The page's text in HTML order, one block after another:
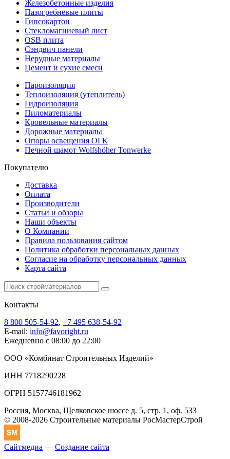
Железобетонные изделия
Пазогребневые плиты
Гипсокартон
Стекломагниевый лист
OSB плита
Сэндвич панели
Нерудные материалы
Цемент и сухие смеси
Пароизоляция
Теплоизоляция (утеплитель)
Гидроизоляция
Пиломатериалы
Кровельные материалы
Дорожные материалы
Опоры освещения ОГК
Печной шамот Wolfshöher Tonwerke
Покупателю
Доставка
Оплата
Производители
Статьи и обзоры
Наши объекты
О Компании
Правила пользования сайтом
Политика обработки персональных данных
Согласие на обработку персональных данных
Карта сайта
Контакты
8 800 505-54-92, +7 495 638-54-92
E-mail: info@favoright.ru
Ежедневно с 08:00 до 22:00
ООО «Комбинат Строительных Изделий»
ИНН 7718290228
ОГРН 5157746181962
Россия, Москва, Щелковское шоссе д. 5, стр. 1, оф. 533
© 2008-2026 Строительные материалы РосМастерСтрой
Сайтмедиа — Создание сайта